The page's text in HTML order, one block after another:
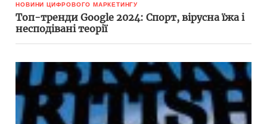
НОВИНИ ЦИФРОВОГО МАРКЕТИНГУ
Топ-тренди Google 2024: Спорт, вірусна їжа і
несподівані теорії